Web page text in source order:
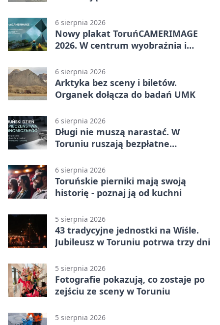
6 sierpnia 2026
Nowy plakat ToruńCAMERIMAGE
2026. W centrum wyobraźnia i
6 sierpnia 2026
Arktyka bez sceny i biletów.
Organek dołącza do badań UMK
6 sierpnia 2026
Długi nie muszą narastać. W
Toruniu ruszają bezpłatne
6 sierpnia 2026
Toruńskie pierniki mają swoją
historię - poznaj ją od kuchni
5 sierpnia 2026
43 tradycyjne jednostki na Wiśle.
Jubileusz w Toruniu potrwa trzy dni
5 sierpnia 2026
Fotografie pokazują, co zostaje po
zejściu ze sceny w Toruniu
5 sierpnia 2026